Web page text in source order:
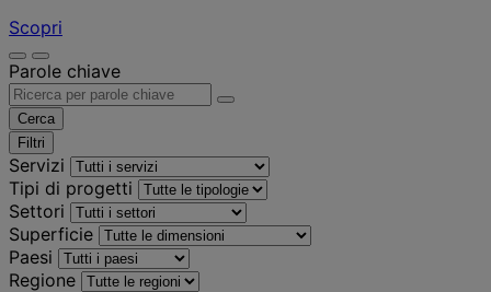
Scopri
Parole chiave
Cerca
Filtri
Servizi
Tipi di progetti
Settori
Superficie
Paesi
Regione